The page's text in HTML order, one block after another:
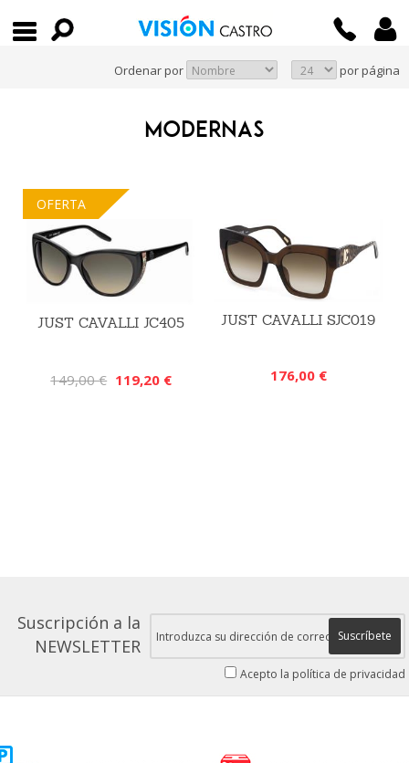
Ordenar por por página
MODERNAS
OFERTA
JUST CAVALLI JC405
149,00 € 119,20 €
JUST CAVALLI SJC019
176,00 €
Suscripción a la
NEWSLETTER
Suscríbete
Acepto la política de privacidad